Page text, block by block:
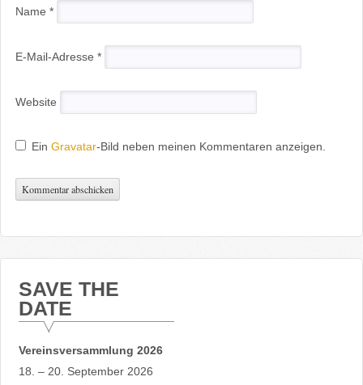
Name *
E-Mail-Adresse *
Website
Ein Gravatar-Bild neben meinen Kommentaren anzeigen.
SAVE THE
DATE
Vereinsversammlung 2026
18. – 20. September 2026